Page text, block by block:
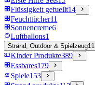
Flüssigkeit gefuellt14
Feuchttücher11
Sonnencreme6
Luftballons1
Strand, Outdoor & Spielzeug11
Kinder Produkte389
Essbares179
Spiele153